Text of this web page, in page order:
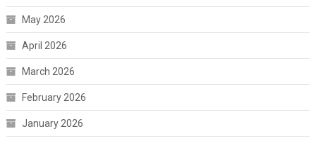
May 2026
April 2026
March 2026
February 2026
January 2026